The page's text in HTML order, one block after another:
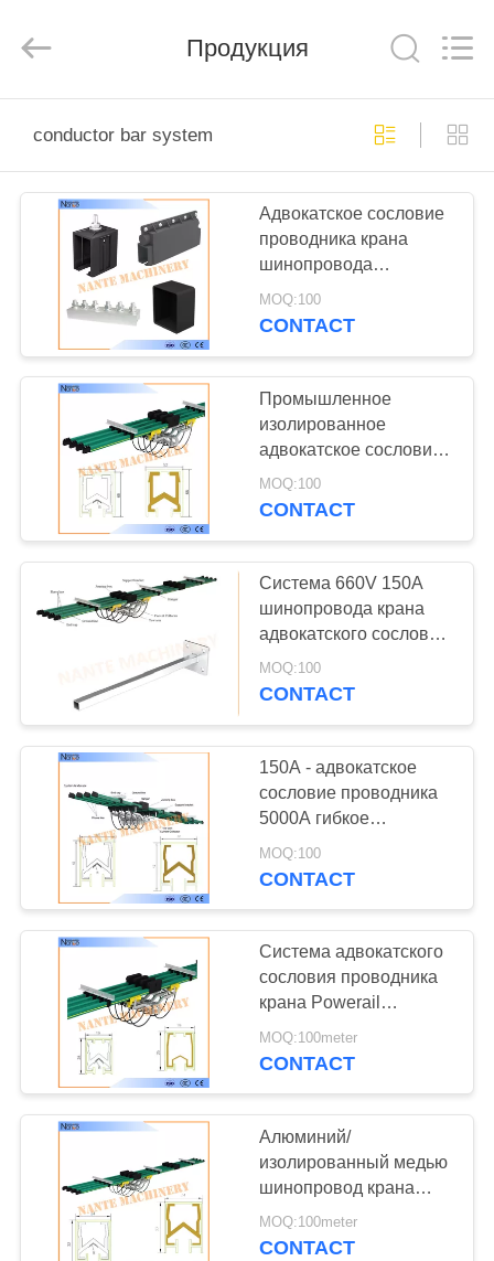
СТРАНИЦА
ПРОДУКТЫ
НАША
ФАБРИКА
КАЧЕСТВО
УПРАВЛЕНИЯ
СВЯЗАТЬСЯ
СПРОСИТЕ
ЦИТАТУ
COMPANY
NEWS
САЙТА
PRIVACY
POLICY
Eqiupment
Co.,Ltd..
Reserved.
Продукция
conductor bar system
Адвокатское сословие
проводника крана
шинопровода
распределения силы
многодневного пути
MOQ:100
CONTACT
Промышленное
изолированное
адвокатское сословие
проводника
надземное/система
MOQ:100
CONTACT
Система 660V 150A
шинопровода крана
адвокатского сословия
проводника подъема/
крана одиночной фазы
MOQ:100
CONTACT
150A - адвокатское
сословие проводника
5000A гибкое
изолированное
одиночное Поляка для
MOQ:100
CONTACT
Система адвокатского
сословия проводника
крана Powerail
шинопровода с
CCC/ISO9001 NANTE
MOQ:100meter
CONTACT
Алюминий/
изолированный медью
шинопровод крана
адвокатского сословия
проводника с CE
MOQ:100meter
CONTACT